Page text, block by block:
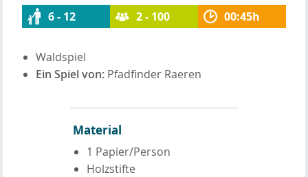
6 - 12 2 - 100 00:45h
Waldspiel
Ein Spiel von: Pfadfinder Raeren
Material
1 Papier/Person
Holzstifte